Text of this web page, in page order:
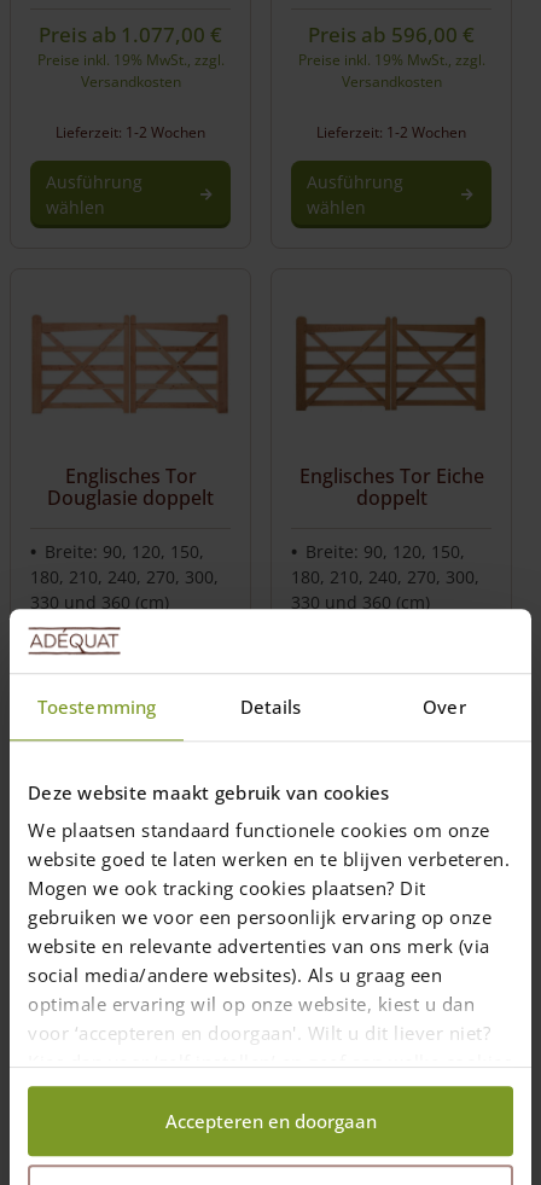
Toestemming Details Over
Deze website maakt gebruik van cookies
We plaatsen standaard functionele cookies om onze
website goed te laten werken en te blijven verbeteren.
Mogen we ook tracking cookies plaatsen? Dit
gebruiken we voor een persoonlijk ervaring op onze
website en relevante advertenties van ons merk (via
social media/andere websites). Als u graag een
optimale ervaring wil op onze website, kiest u dan
voor ‘accepteren en doorgaan'. Wilt u dit liever niet?
Kies dan voor ‘zelf instellen’ en geef aan welke cookies
wij wel mogen verzamelen.
Accepteren en doorgaan
Preis ab 1.077,00€
Preise inkl. 19% MwSt., zzgl.
Versandkosten
Lieferzeit: 1-2 Wochen
Ausführung
wählen
Preis ab 596,00 €
Preise inkl. 19% MwSt., zzgl.
Versandkosten
Lieferzeit: 1-2 Wochen
Ausführung
wählen
Englisches Tor
Douglasie doppelt
Breite: 90, 120, 150,
180, 210, 240, 270, 300,
330 und 360 (cm)
Standardhöhe: 120
(cm)
Variationen und
Holztor nach Maß
Preise inkl. 19% MwSt., zzgl.
Versandkosten
Lieferzeit: 1-2 Wochen
Ausführung
wählen
Englisches Tor Eiche
doppelt
Breite: 90, 120, 150,
180, 210, 240, 270, 300,
330 und 360 (cm)
Variationen und
Holztor nach Maß
Preise inkl. 19% MwSt., zzgl.
Versandkosten
Lieferzeit: 1-2 Wochen
Ausführung
wählen